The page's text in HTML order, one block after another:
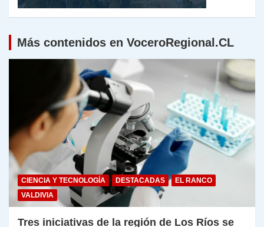
Más contenidos en VoceroRegional.CL
CIENCIA Y TECNOLOGÍA DESTACADAS
EL RANCO
VALDIVIA
Tres iniciativas de la región de Los Ríos se